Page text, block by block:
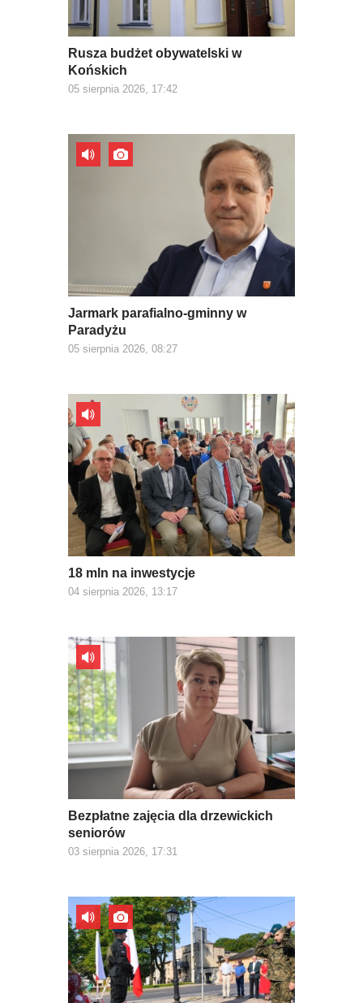
Rusza budżet obywatelski w
Końskich
05 sierpnia 2026, 17:42
Jarmark parafialno-gminny w
Paradyżu
05 sierpnia 2026, 08:27
18 mln na inwestycje
04 sierpnia 2026, 13:17
Bezpłatne zajęcia dla drzewickich
seniorów
03 sierpnia 2026, 17:31